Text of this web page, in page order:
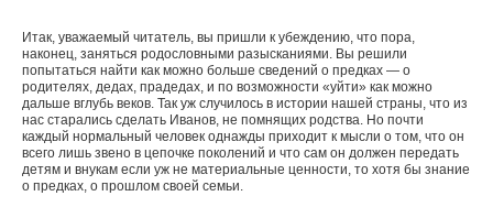
Итак, уважаемый читатель, вы пришли к убеждению, что пора,
наконец, заняться родословными разысканиями. Вы решили
попытаться найти как можно больше сведений о предках — о
родителях, дедах, прадедах, и по возможности «уйти» как можно
дальше вглубь веков. Так уж случилось в истории нашей страны, что из
нас старались сделать Иванов, не помнящих родства. Но почти
каждый нормальный человек однажды приходит к мысли о том, что он
всего лишь звено в цепочке поколений и что сам он должен передать
детям и внукам если уж не материальные ценности, то хотя бы знание
о предках, о прошлом своей семьи.